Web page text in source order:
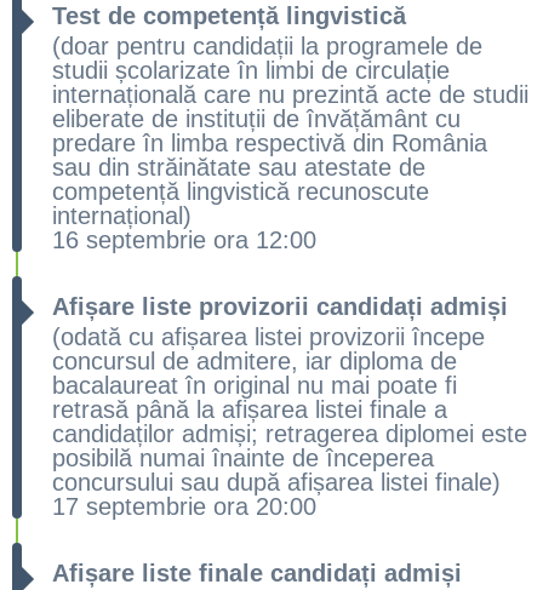
Test de competență lingvistică
(doar pentru candidații la programele de
studii școlarizate în limbi de circulație
internațională care nu prezintă acte de studii
eliberate de instituții de învățământ cu
predare în limba respectivă din România
sau din străinătate sau atestate de
competență lingvistică recunoscute
internațional)
16 septembrie ora 12:00
Afișare liste provizorii candidați admiși
(odată cu afișarea listei provizorii începe
concursul de admitere, iar diploma de
bacalaureat în original nu mai poate fi
retrasă până la afișarea listei finale a
candidaților admiși; retragerea diplomei este
posibilă numai înainte de începerea
concursului sau după afișarea listei finale)
17 septembrie ora 20:00
Afișare liste finale candidați admiși